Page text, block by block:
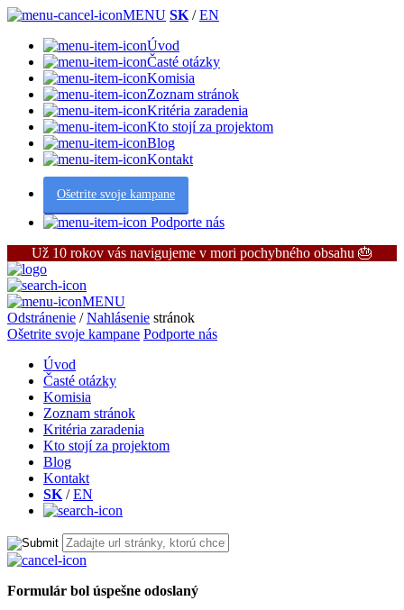
MENU SK /EN
Úvod
Časté otázky
Komisia
Zoznam stránok
Kritéria zaradenia
Kto stojí za projektom
Blog
Kontakt
Ošetrite svoje kampane
Podporte nás
Už 10 rokov vás navigujeme v mori pochybného obsahu 🎂
MENU
Odstránenie /Nahlásenie stránok
Ošetrite svoje kampane Podporte nás
Úvod
Časté otázky
Komisia
Zoznam stránok
Kritéria zaradenia
Kto stojí za projektom
Blog
Kontakt
SK /EN
Formulár bol úspešne odoslaný